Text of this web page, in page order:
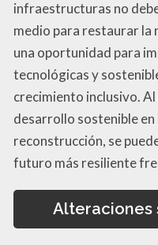
infraestructuras no
medio para restaurar la
una oportunidad para
tecnológicas y
crecimiento inclusivo.
desarrollo sostenible
reconstrucción, se
futuro más resiliente
Alteraciones